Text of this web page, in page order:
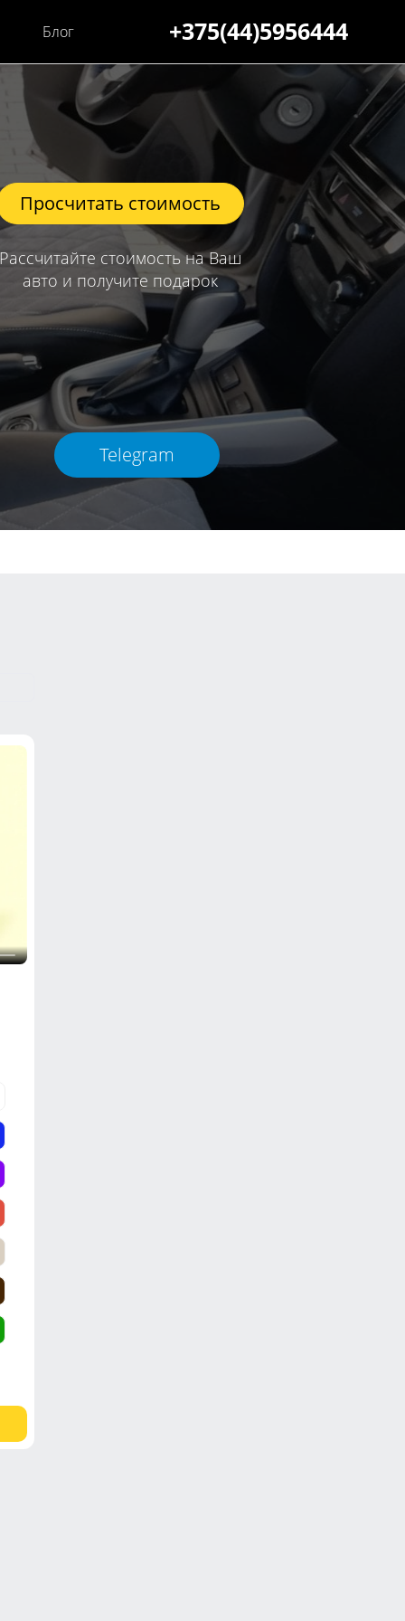
Блог +375(44)5956444
Просчитать стоимость
Рассчитайте стоимость на Ваш
авто и получите подарок
Telegram